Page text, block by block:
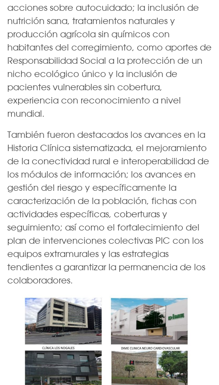
acciones sobre autocuidado; la inclusión de
nutrición sana, tratamientos naturales y
producción agrícola sin químicos con
habitantes del corregimiento, como aportes de
Responsabilidad Social a la protección de un
nicho ecológico único y la inclusión de
pacientes vulnerables sin cobertura,
experiencia con reconocimiento a nivel
mundial.
También fueron destacados los avances en la
Historia Clínica sistematizada, el mejoramiento
de la conectividad rural e interoperabilidad de
los módulos de información; los avances en
gestión del riesgo y específicamente la
caracterización de la población, fichas con
actividades específicas, coberturas y
seguimiento; así como el fortalecimiento del
plan de intervenciones colectivas PIC con los
equipos extramurales y las estrategias
tendientes a garantizar la permanencia de los
colaboradores.